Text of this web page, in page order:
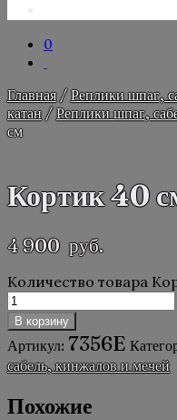
0
Главная/Реплики шпаг,
катан /Реплики шпаг,
см
Кортик 40
4 900 руб.
Количество товара
В корзину
Артикул: 7356E
сабель, кинжалов и мечей
Похожие